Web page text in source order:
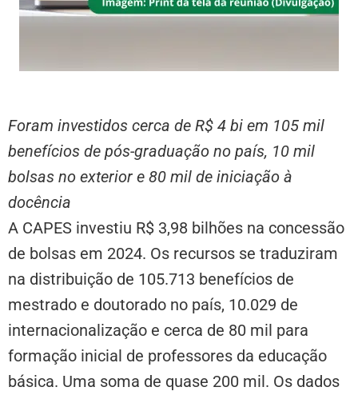
Foram investidos cerca de R$ 4 bi em 105 mil
benefícios de pós-graduação no país, 10 mil
bolsas no exterior e 80 mil de iniciação à
docência
A CAPES investiu R$ 3,98 bilhões na concessão
de bolsas em 2024. Os recursos se traduziram
na distribuição de 105.713 benefícios de
mestrado e doutorado no país, 10.029 de
internacionalização e cerca de 80 mil para
formação inicial de professores da educação
básica. Uma soma de quase 200 mil. Os dados